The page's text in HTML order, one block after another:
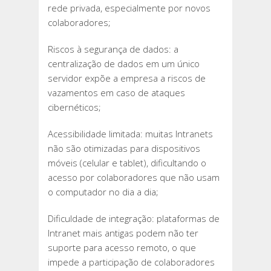
rede privada, especialmente por novos
colaboradores;
Riscos à segurança de dados: a
centralização de dados em um único
servidor expõe a empresa a riscos de
vazamentos em caso de ataques
cibernéticos;
Acessibilidade limitada: muitas Intranets
não são otimizadas para dispositivos
móveis (celular e tablet), dificultando o
acesso por colaboradores que não usam
o computador no dia a dia;
Dificuldade de integração: plataformas de
Intranet mais antigas podem não ter
suporte para acesso remoto, o que
impede a participação de colaboradores